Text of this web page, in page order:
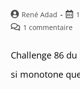
Auteur/autrice
de
René Adad
Post
Post1 commentaire
Challenge 86
si monotone